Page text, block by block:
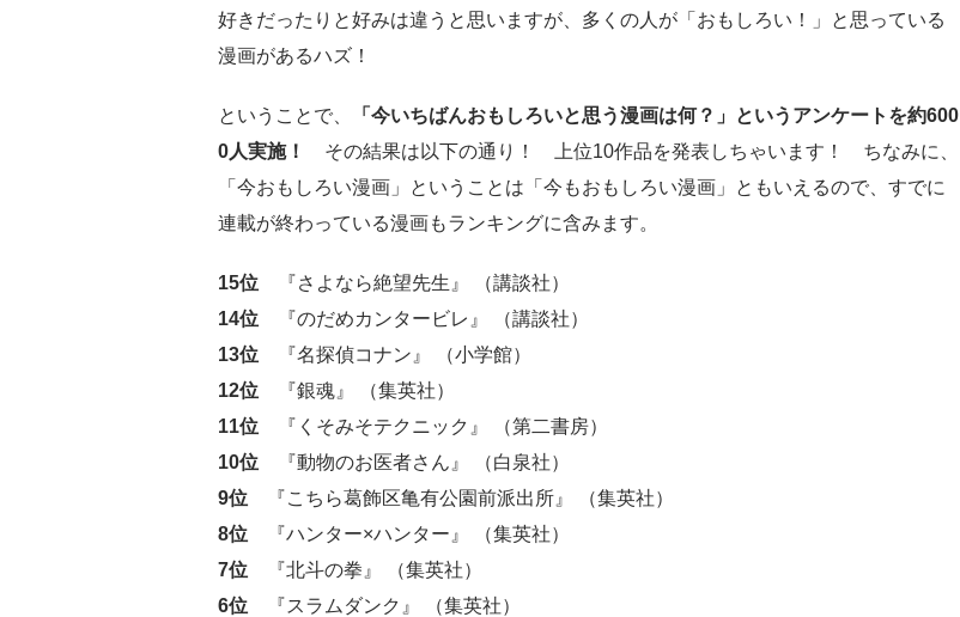
好きだったりと好みは違うと思いますが、多くの人が「おもしろい！」と思っている
漫画があるハズ！
ということで、
「今いちばんおもしろいと思う漫画は何？」というアンケートを約600
0人実施！
その結果は以下の通り！ 上位10作品を発表しちゃいます！ ちなみに、
「今おもしろい漫画」ということは「今もおもしろい漫画」ともいえるので、すでに
連載が終わっている漫画もランキングに含みます。
15位
『さよなら絶望先生』 （講談社）
14位
『のだめカンタービレ』 （講談社）
13位
『名探偵コナン』 （小学館）
12位
『銀魂』 （集英社）
11位
『くそみそテクニック』 （第二書房）
10位
『動物のお医者さん』 （白泉社）
9位
『こちら葛飾区亀有公園前派出所』 （集英社）
8位
『ハンター×ハンター』 （集英社）
7位
『北斗の拳』 （集英社）
6位
『スラムダンク』 （集英社）